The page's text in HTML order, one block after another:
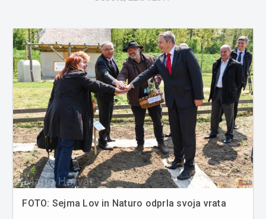
FOTO: Sejma Lov in Naturo odprla svoja vrata